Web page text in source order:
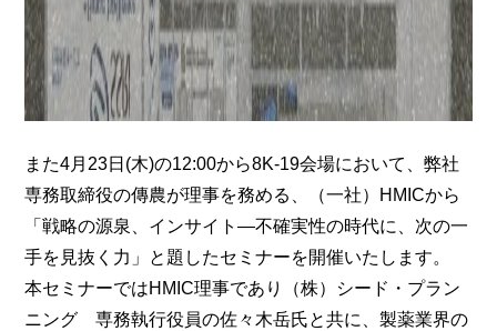
また4月23日(木)の12:00から8K-19会場において、弊社
専務取締役の傳農が理事を務める、（一社）HMICから
「戦略の源泉、インサイト―不確実性の時代に、次の一
手を見抜く力」と題したセミナーを開催いたします。
本セミナーではHMIC理事であり（株）シード・プラン
ニング 専務執行役員の佐々木岳氏と共に、製薬業界の